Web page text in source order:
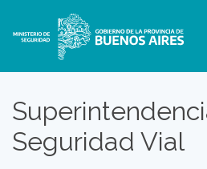
Seguridad Vial